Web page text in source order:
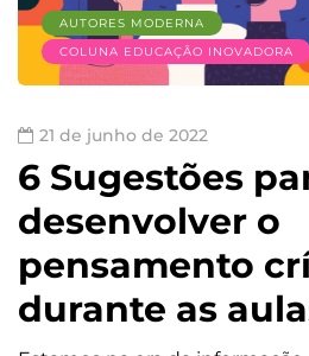
AUTORES MODERNA
COLUNA EDUCAÇÃO INOVADORA
21 de junho de 2022
6 Sugestões
desenvolver o
pensamento
durante as